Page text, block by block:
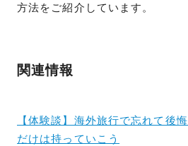
方法をご紹介しています。
関連情報
【体験談】海外旅行で忘れて後
だけは持っていこう